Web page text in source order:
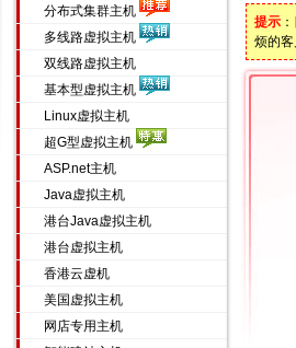
分布式集群主机
多线路虚拟主机
双线路虚拟主机
基本型虚拟主机
Linux虚拟主机
超G型虚拟主机
ASP.net主机
Java虚拟主机
港台Java虚拟主机
港台虚拟主机
香港云虚机
美国虚拟主机
网店专用主机
提示
烦的